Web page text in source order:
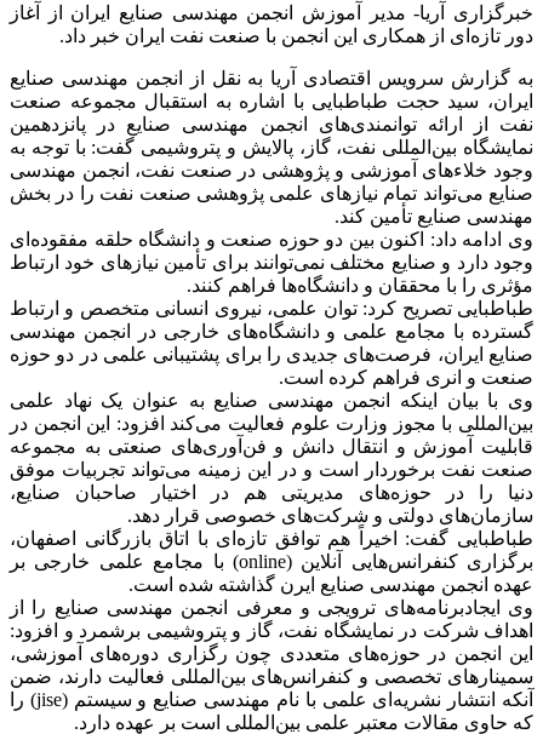
خبرگزاری آریا- مدیر آموزش انجمن مهندسی صنایع ایران از آغاز
دور تازه‌ای از همکاری این انجمن با صنعت نفت ایران خبر داد.
به گزارش سرویس اقتصادی آریا به نقل از انجمن مهندسی صنایع
ایران، سید حجت طباطبایی با اشاره به استقبال مجموعه صنعت
نفت از ارائه توانمندی‌های انجمن مهندسی صنایع در پانزدهمین
نمایشگاه بین‌المللی نفت، گاز، پالایش و پتروشیمی گفت: با توجه به
وجود خلاء‌های آموزشی و پژوهشی در صنعت نفت، انجمن مهندسی
صنایع می‌تواند تمام نیازهای علمی پژوهشی صنعت نفت را در بخش
مهندسی صنایع تأمین کند.
وی ادامه داد: اکنون بین دو حوزه صنعت و دانشگاه حلقه مفقوده‌ای
وجود دارد و صنایع مختلف نمی‌توانند برای تأمین نیازهای خود ارتباط
مؤثری را با محققان و دانشگاه‌ها فراهم کنند.
طباطبایی تصریح کرد: توان علمی، نیروی انسانی متخصص و ارتباط
گسترده با مجامع علمی و دانشگاه‌های خارجی در انجمن مهندسی
صنایع ایران، فرصت‌های جدیدی را برای پشتیبانی علمی در دو حوزه
صنعت و انری فراهم کرده است.
وی با بیان اینکه انجمن مهندسی صنایع به عنوان یک نهاد علمی
بین‌المللی با مجوز وزارت علوم فعالیت می‌کند افزود: این انجمن در
قابلیت آموزش و انتقال دانش و فن‌آوری‌های صنعتی به مجموعه
صنعت نفت برخوردار است و در این زمینه می‌تواند تجربیات موفق
دنیا را در حوزه‌های مدیریتی هم در اختیار صاحبان صنایع،
سازمان‌های دولتی و شرکت‌های خصوصی قرار دهد.
طباطبایی گفت: اخیراً هم توافق تازه‌ای با اتاق بازرگانی اصفهان،
برگزاری کنفرانس‌هایی آنلاین (online) با مجامع علمی خارجی بر
عهده انجمن مهندسی صنایع ایرن گذاشته شده است.
وی ایجادبرنامه‌های ترویجی و معرفی انجمن مهندسی صنایع را از
اهداف شرکت در نمایشگاه نفت، گاز و پتروشیمی برشمرد و افزود:
این انجمن در حوزه‌های متعددی چون رگزاری دوره‌های آموزشی،
سمینارهای تخصصی و کنفرانس‌های بین‌المللی فعالیت دارند، ضمن
آنکه انتشار نشریه‌ای علمی با نام مهندسی صنایع و سیستم (jise) را
که حاوی مقالات معتبر علمی بین‌المللی است بر عهده دارد.